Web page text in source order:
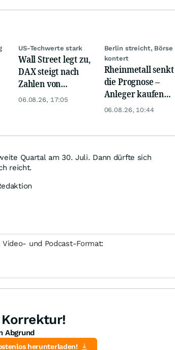
US-Techwerte stark
Wall Street legt zu,
DAX steigt nach
Zahlen von
Telekom, Henkel
06.08.26, 17:05
Berlin streicht, Börse
kontert
Rheinmetall senkt
die Prognose –
Anleger kaufen
den Schock weg
06.08.26, 10:44
Quartal am 30. Juli. Dann dürfte sich
reicht.
und Podcast-Format:
Abgrund
herunterladen!